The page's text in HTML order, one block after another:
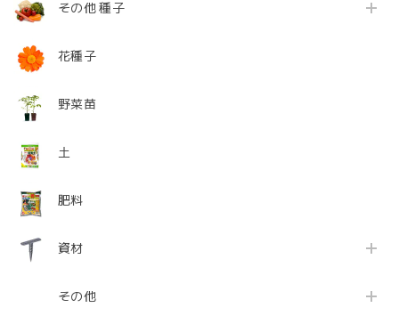
その他 種子
花種子
野菜苗
土
肥料
資材
その他